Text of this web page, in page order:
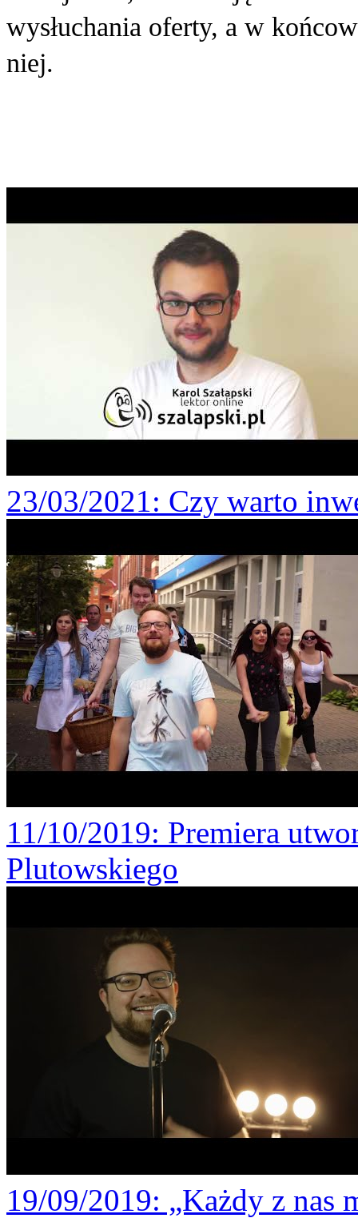
wysłuchania oferty, a w
niej.
23/03/2021: Czy warto
11/10/2019: Premiera
Plutowskiego
19/09/2019: „Każdy z nas